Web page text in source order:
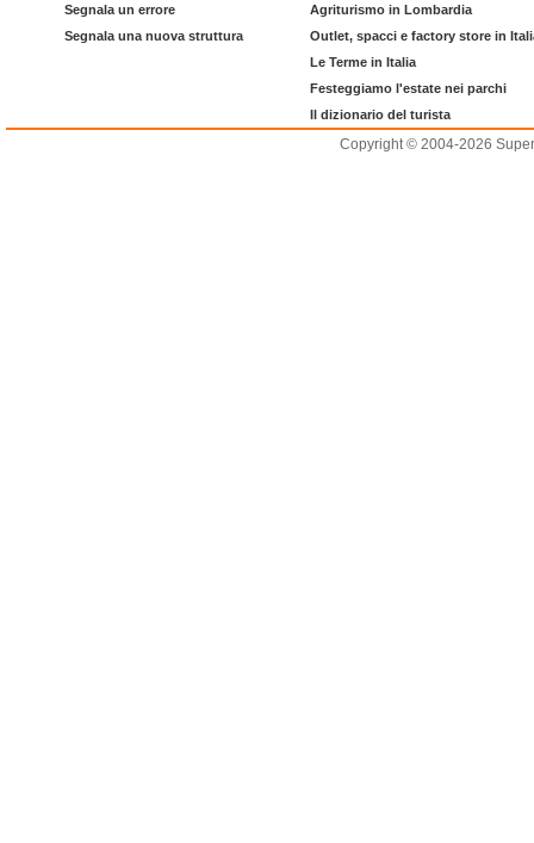
Segnala un errore
Segnala una nuova struttura
Agriturismo in Lombardia
Outlet, spacci e factory store in
Le Terme in Italia
Festeggiamo l'estate nei parchi
Il dizionario del turista
Copyright © 2004-2026